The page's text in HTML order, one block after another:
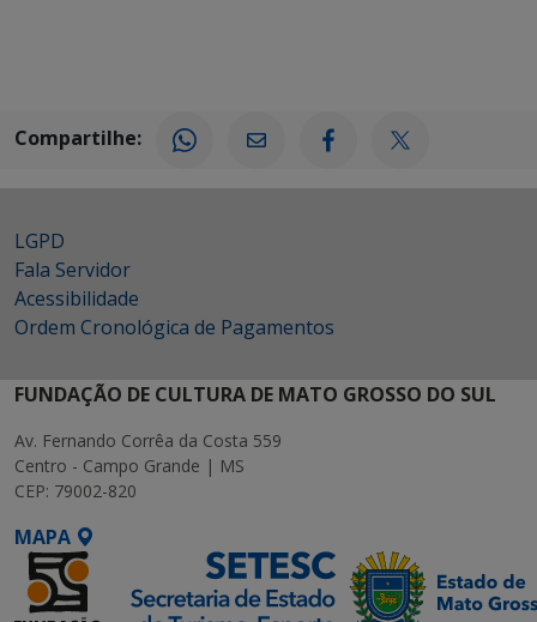
Compartilhe:
LGPD
Fala Servidor
Acessibilidade
Ordem Cronológica de Pagamentos
FUNDAÇÃO DE CULTURA DE MATO GROSSO DO SUL
Av. Fernando Corrêa da Costa 559
Centro - Campo Grande | MS
CEP: 79002-820
MAPA